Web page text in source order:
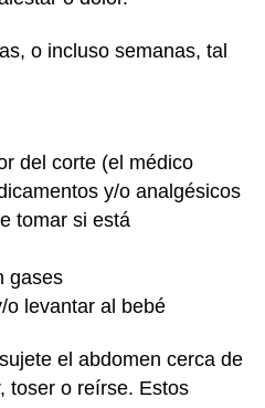
o incluso semanas, tal
del corte (el médico
y/o analgésicos
tomar si está
gases
o levantar al bebé
el abdomen cerca de
toser o reírse. Estos